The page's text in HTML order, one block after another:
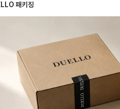
패키징